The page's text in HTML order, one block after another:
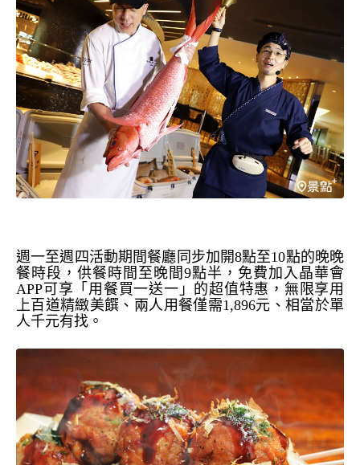
週一至週四活動期間餐廳同步加開8點至10點的晚晚
餐時段 ，供餐時間至晚間9點半， 免費加入晶華會
APP可享「用餐買一送一」的超值特惠 ，無限享用
上百道精緻美饌、兩人用餐僅需1,896元、相當於單
人千元有找。